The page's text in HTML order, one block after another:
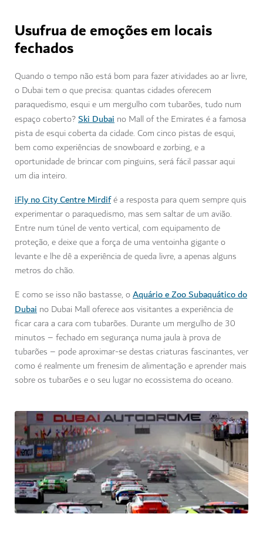
Usufrua de emoções em locais
fechados
Quando o tempo não está bom para fazer atividades ao ar livre,
o Dubai tem o que precisa: quantas cidades oferecem
paraquedismo, esqui e um mergulho com tubarões, tudo num
espaço coberto?Ski Dubai no Mall of the Emirates é a famosa
pista de esqui coberta da cidade. Com cinco pistas de esqui,
bem como experiências de snowboard e zorbing, e a
oportunidade de brincar com pinguins, será fácil passar aqui
um dia inteiro.
iFly no City Centre Mirdifé a resposta para quem sempre quis
experimentar o paraquedismo, mas sem saltar de um avião.
Entre num túnel de vento vertical, com equipamento de
proteção, e deixe que a força de uma ventoinha gigante o
levante e lhe dê a experiência de queda livre, a apenas alguns
metros do chão.
E como se isso não bastasse, oAquário e Zoo Subaquático do
Dubai no Dubai Mall oferece aos visitantes a experiência de
ficar cara a cara com tubarões. Durante um mergulho de 30
minutos – fechado em segurança numa jaula à prova de
tubarões – pode aproximar-se destas criaturas fascinantes, ver
como é realmente um frenesim de alimentação e aprender mais
sobre os tubarões e o seu lugar no ecossistema do oceano.